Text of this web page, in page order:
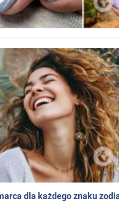
dla każdego znaku